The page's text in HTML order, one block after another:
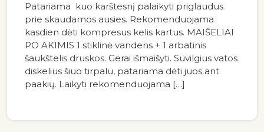
Patariama kuo karštesnį palaikyti priglaudus
prie skaudamos ausies. Rekomenduojama
kasdien dėti kompresus kelis kartus. MAIŠELIAI
PO AKIMIS 1 stiklinė vandens + 1 arbatinis
šaukštelis druskos. Gerai išmaišyti. Suvilgius vatos
diskelius šiuo tirpalu, patariama dėti juos ant
paakių. Laikyti rekomenduojama […]